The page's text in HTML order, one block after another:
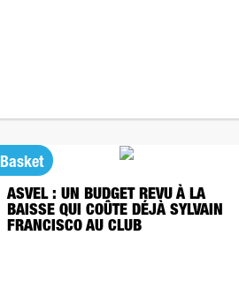
Basket
ASVEL : UN BUDGET REVU À LA
BAISSE QUI COÛTE DÉJÀ SYLVAIN
FRANCISCO AU CLUB